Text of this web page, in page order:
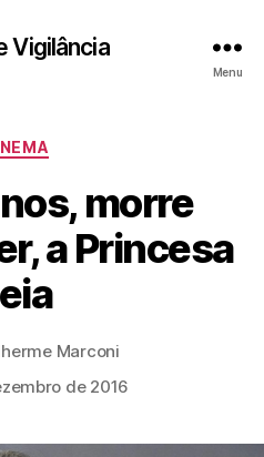
Vigilância
Menu
Categorias
morre
a Princesa
Marconi
de 2016